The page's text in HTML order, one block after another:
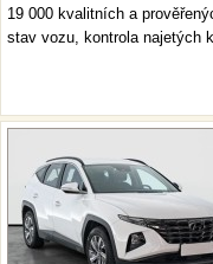
19 000 kvalitních a
stav vozu, kontrola najetých